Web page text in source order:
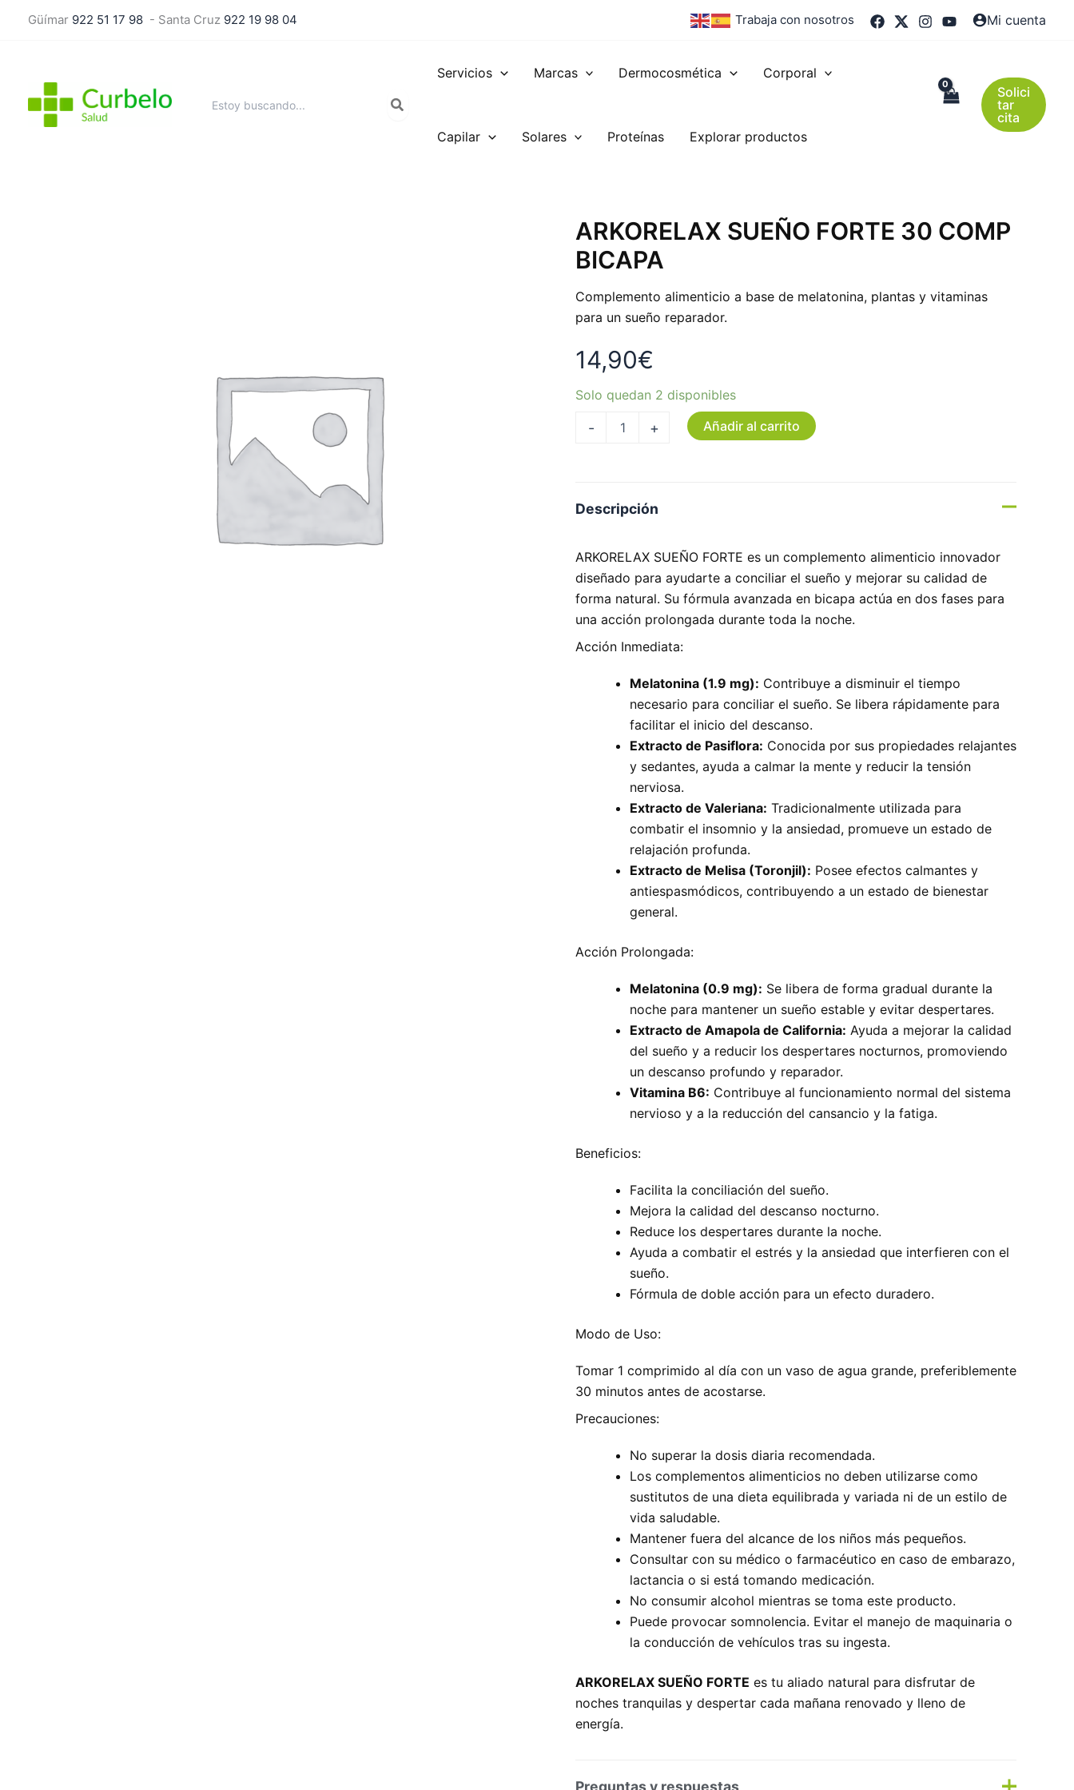
Güímar 922 51 17 98 - Santa Cruz 922 19 98 04 Trabaja con nosotros Mi cuenta
por:
Servicios Marcas Dermocosmética Corporal
Capilar Solares Proteínas Explorar productos
Solici
tar
cita
ARKORELAX SUEÑO FORTE 30 COMP
BICAPA
Complemento alimenticio a base de melatonina, plantas y vitaminas
para un sueño reparador.
14,90€
Solo quedan 2 disponibles
-
ARKORELAX
SUEÑO
FORTE
30
BICAPA
cantidad
+ Añadir al carrito
Descripción
ARKORELAX SUEÑO FORTE es un complemento alimenticio innovador
diseñado para ayudarte a conciliar el sueño y mejorar su calidad de
forma natural. Su fórmula avanzada en bicapa actúa en dos fases para
una acción prolongada durante toda la noche.
Acción Inmediata:
Melatonina (1.9 mg): Contribuye a disminuir el tiempo
necesario para conciliar el sueño. Se libera rápidamente para
facilitar el inicio del descanso.
Extracto de Pasiflora: Conocida por sus propiedades relajantes
y sedantes, ayuda a calmar la mente y reducir la tensión
nerviosa.
Extracto de Valeriana: Tradicionalmente utilizada para
combatir el insomnio y la ansiedad, promueve un estado de
relajación profunda.
Extracto de Melisa (Toronjil): Posee efectos calmantes y
antiespasmódicos, contribuyendo a un estado de bienestar
general.
Acción Prolongada:
Melatonina (0.9 mg): Se libera de forma gradual durante la
noche para mantener un sueño estable y evitar despertares.
Extracto de Amapola de California: Ayuda a mejorar la calidad
del sueño y a reducir los despertares nocturnos, promoviendo
un descanso profundo y reparador.
Vitamina B6: Contribuye al funcionamiento normal del sistema
nervioso y a la reducción del cansancio y la fatiga.
Beneficios:
Facilita la conciliación del sueño.
Mejora la calidad del descanso nocturno.
Reduce los despertares durante la noche.
Ayuda a combatir el estrés y la ansiedad que interfieren con el
sueño.
Fórmula de doble acción para un efecto duradero.
Modo de Uso:
Tomar 1 comprimido al día con un vaso de agua grande, preferiblemente
30 minutos antes de acostarse.
Precauciones:
No superar la dosis diaria recomendada.
Los complementos alimenticios no deben utilizarse como
sustitutos de una dieta equilibrada y variada ni de un estilo de
vida saludable.
Mantener fuera del alcance de los niños más pequeños.
Consultar con su médico o farmacéutico en caso de embarazo,
lactancia o si está tomando medicación.
No consumir alcohol mientras se toma este producto.
Puede provocar somnolencia. Evitar el manejo de maquinaria o
la conducción de vehículos tras su ingesta.
ARKORELAX SUEÑO FORTE es tu aliado natural para disfrutar de
noches tranquilas y despertar cada mañana renovado y lleno de
energía.
Preguntas y respuestas